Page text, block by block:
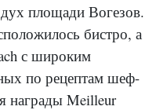
площади Вогезов.
бистро, а
с широким
по рецептам шеф-
награды Meilleur